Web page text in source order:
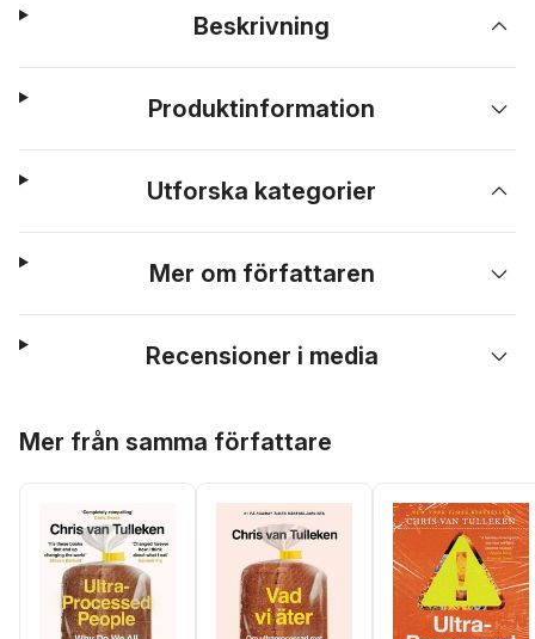
Beskrivning
Produktinformation
Utforska kategorier
Mer om författaren
Recensioner i media
Mer från samma författare